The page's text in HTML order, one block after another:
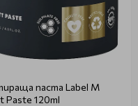
паста Label M
Paste 120ml